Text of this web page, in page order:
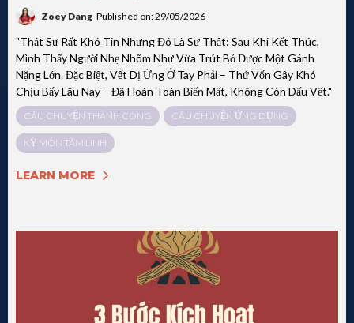
Zoey Dang Published on: 29/05/2026
"Thật Sự Rất Khó Tin Nhưng Đó Là Sự Thật: Sau Khi Kết Thúc,
Mình Thấy Người Nhẹ Nhõm Như Vừa Trút Bỏ Được Một Gánh
Nặng Lớn. Đặc Biệt, Vết Dị Ứng Ở Tay Phải – Thứ Vốn Gây Khó
Chịu Bấy Lâu Nay – Đã Hoàn Toàn Biến Mất, Không Còn Dấu Vết."
CÂU CHUYỆN THÀNH CÔNG CÂU CHUYỆN ỨNG DỤNG
KỲ MÔN TÂM LINH
LEARN MORE